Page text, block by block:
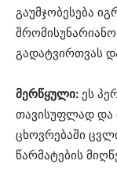
გაუმჯობესება
გადატვირთვას
მერწყული: ეს
თავისუფლად და
ცხოვრებაში
წარმატების